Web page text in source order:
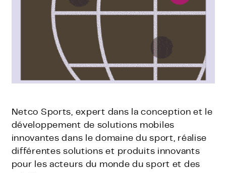
Netco Sports, expert dans la conception et le
développement de solutions mobiles
innovantes dans le domaine du sport, réalise
différentes solutions et produits innovants
pour les acteurs du monde du sport et des